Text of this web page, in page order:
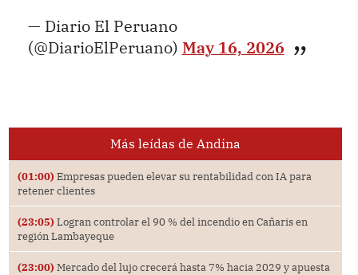
— Diario El Peruano
(@DiarioElPeruano) May 16, 2026
Más leídas de Andina
(01:00) Empresas pueden elevar su rentabilidad con IA para
retener clientes
(23:05) Logran controlar el 90 % del incendio en Cañaris en
región Lambayeque
(23:00) Mercado del lujo crecerá hasta 7% hacia 2029 y apuesta